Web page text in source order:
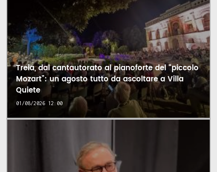
Treia, dal cantautorato al pianoforte del “piccolo
Mozart”: un agosto tutto da ascoltare a Villa
Quiete
01/08/2026 12:00